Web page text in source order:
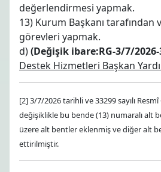
değerlendirmesi yapmak.
13) Kurum Başkanı tarafından
görevleri yapmak.
d)(Değişik ibare:RG-3/7/2026-
Destek Hizmetleri Başkan
[2] 3/7/2026 tarihli ve 33299 sayılı
değişiklikle bu bende (13) numaralı alt
üzere alt bentler eklenmiş ve diğer alt
ettirilmiştir.